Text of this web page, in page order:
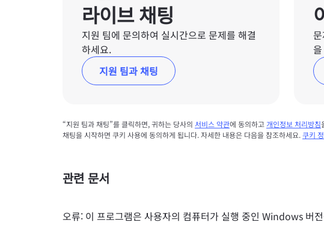
라이브 채팅
지원 팀에 문의하여 실시간으로 문제를 해결
하세요.
지원 팀과 채팅
“지원 팀과 채팅”를 클릭하면, 귀하는 당사의 서비스 약관에 동의하고 개인정보 처리방침
채팅을 시작하면 쿠키 사용에 동의하게 됩니다. 자세한 내용은 다음을 참조하세요.쿠키
관련 문서
오류: 이 프로그램은 사용자의 컴퓨터가 실행 중인 Windows 버